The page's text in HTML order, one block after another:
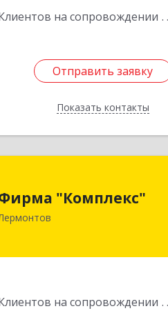
на сопровождении
Отправить заявку
Показать контакты
Отправить заявку
Назад
"Комплекс"
на сопровождении
Лермонтов г, Острогорка с,